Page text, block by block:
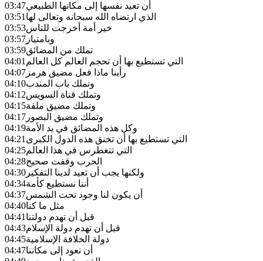
03:47أن تعيد نفسها إلى مكانها الطبيعي
03:51الذي ارتضاه الله سبحانه وتعالى لها
03:53خير أمة أخرجت للناس
03:57 وبامتياز
03:59تملك من المضائق
04:01التي تستطيع بها أن تحجم العالم كل العالم
04:07 رأينا ماذا فعل مضيق هرمز
04:10وتملك باب المندب
04:12وتملك قناة السويس
04:15وتملك مضيق ملقة
04:17 وتملك مضيق البصور
04:19وكل هذه المضائق في يد الأمة
04:21التي تستطيع بها أن تخنق هذه الدول الكبرى
04:25التي تتغطرس في هذا العالم
04:28الحرب وقفت صحيح
04:30 ولكنها يجب أن تعيد لدينا التفكير
04:34أننا نستطيع كأمة
04:37أن يكون لنا وجود تحت الشمس
04:40مثل ما كنا
04:41قبل أن تهدم دولتنا
04:43قبل أن تهدم دولة الإسلام
04:45دولة الخلافة الإسلامية
04:47أن نعود إلى مكاننا